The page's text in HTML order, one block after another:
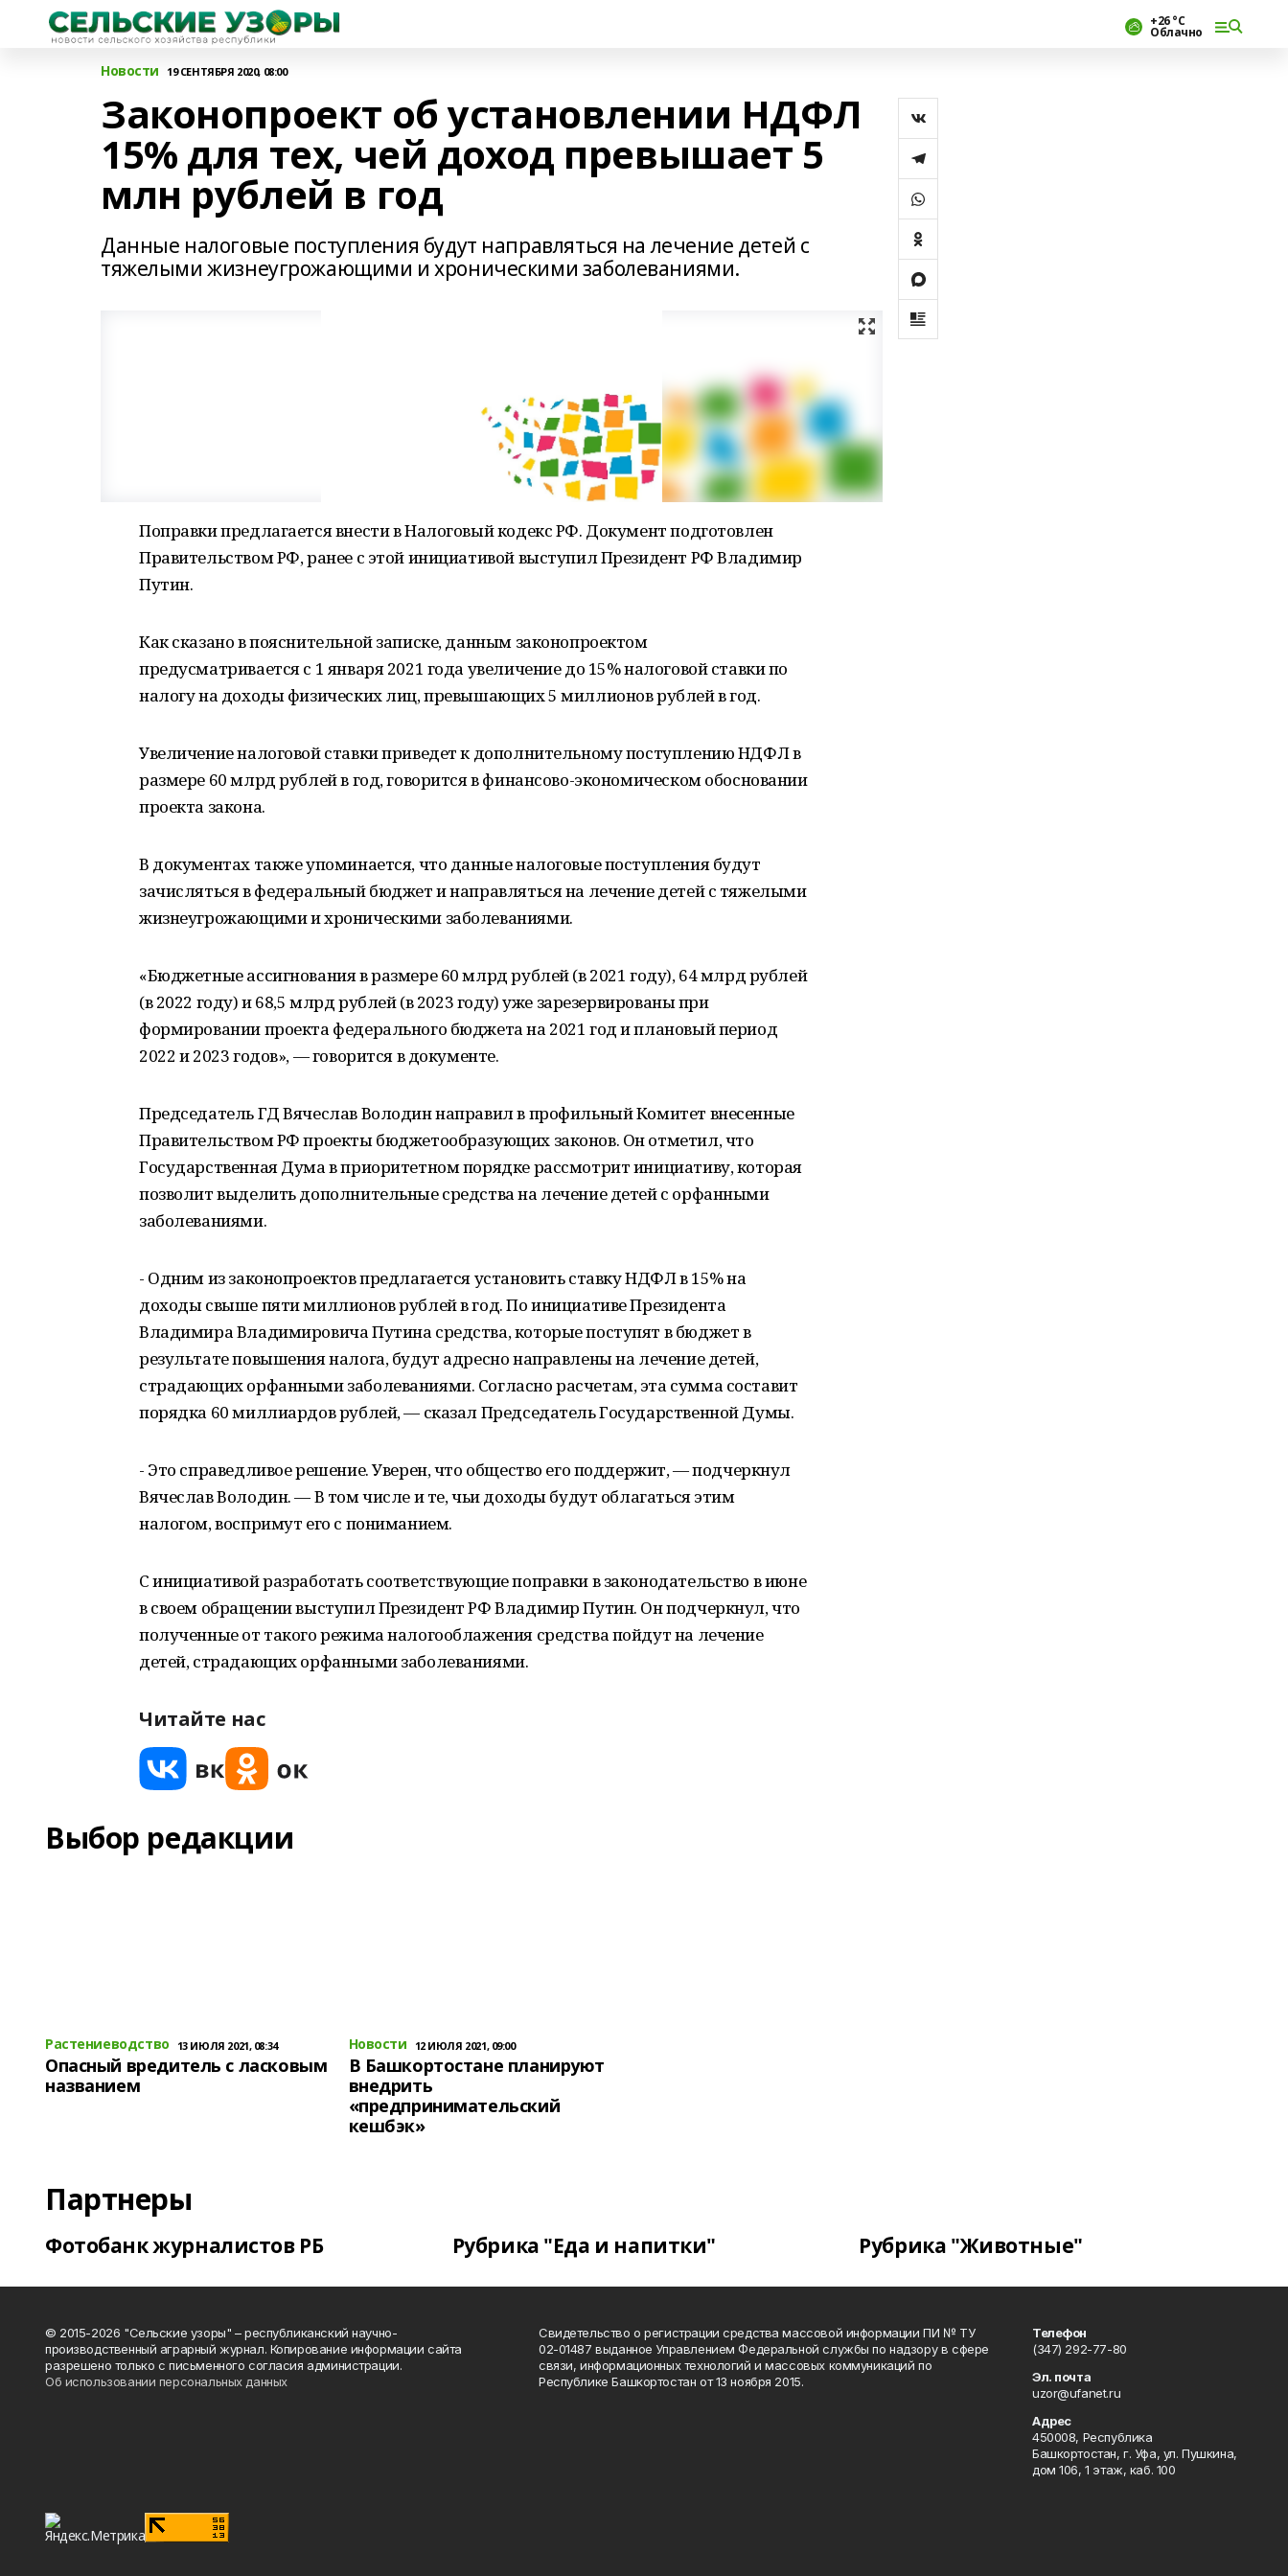
+26 °С
Облачно
Новости 19 СЕНТЯБРЯ 2020, 08:00
Законопроект об установлении НДФЛ
15% для тех, чей доход превышает 5
млн рублей в год
Данные налоговые поступления будут направляться на лечение детей с
тяжелыми жизнеугрожающими и хроническими заболеваниями.
Поправки предлагается внести в Налоговый кодекс РФ. Документ подготовлен
Правительством РФ, ранее с этой инициативой выступил Президент РФ Владимир
Путин.
Как сказано в пояснительной записке, данным законопроектом
предусматривается с 1 января 2021 года увеличение до 15% налоговой ставки по
налогу на доходы физических лиц, превышающих 5 миллионов рублей в год.
Увеличение налоговой ставки приведет к дополнительному поступлению НДФЛ в
размере 60 млрд рублей в год, говорится в финансово-экономическом обосновании
проекта закона.
В документах также упоминается, что данные налоговые поступления будут
зачисляться в федеральный бюджет и направляться на лечение детей с тяжелыми
жизнеугрожающими и хроническими заболеваниями.
«Бюджетные ассигнования в размере 60 млрд рублей (в 2021 году), 64 млрд рублей
(в 2022 году) и 68,5 млрд рублей (в 2023 году) уже зарезервированы при
формировании проекта федерального бюджета на 2021 год и плановый период
2022 и 2023 годов», — говорится в документе.
Председатель ГД Вячеслав Володин направил в профильный Комитет внесенные
Правительством РФ проекты бюджетообразующих законов. Он отметил, что
Государственная Дума в приоритетном порядке рассмотрит инициативу, которая
позволит выделить дополнительные средства на лечение детей с орфанными
заболеваниями.
- Одним из законопроектов предлагается установить ставку НДФЛ в 15% на
доходы свыше пяти миллионов рублей в год. По инициативе Президента
Владимира Владимировича Путина средства, которые поступят в бюджет в
результате повышения налога, будут адресно направлены на лечение детей,
страдающих орфанными заболеваниями. Согласно расчетам, эта сумма составит
порядка 60 миллиардов рублей, — сказал Председатель Государственной Думы.
- Это справедливое решение. Уверен, что общество его поддержит, — подчеркнул
Вячеслав Володин. — В том числе и те, чьи доходы будут облагаться этим
налогом, воспримут его с пониманием.
С инициативой разработать соответствующие поправки в законодательство в июне
в своем обращении выступил Президент РФ Владимир Путин. Он подчеркнул, что
полученные от такого режима налогооблажения средства пойдут на лечение
детей, страдающих орфанными заболеваниями.
Читайте нас
Выбор редакции
Растениеводство 13 ИЮЛЯ 2021, 08:34
Опасный вредитель с ласковым
названием
Новости 12 ИЮЛЯ 2021, 09:00
В Башкортостане планируют
внедрить
«предпринимательский
кешбэк»
Партнеры
Фотобанк журналистов РБ Рубрика "Еда и напитки" Рубрика "Животные"
© 2015-2026 "Сельские узоры" – республиканский научно-
производственный аграрный журнал. Копирование информации сайта
разрешено только с письменного согласия администрации.
Об использовании персональных данных
Свидетельство о регистрации средства массовой информации ПИ № ТУ
02-01487 выданное Управлением Федеральной службы по надзору в сфере
связи, информационных технологий и массовых коммуникаций по
Республике Башкортостан от 13 ноября 2015.
Телефон
(347) 292-77-80
Эл. почта
uzor@ufanet.ru
Адрес
450008, Республика
Башкортостан, г. Уфа, ул. Пушкина,
дом 106, 1 этаж, каб. 100